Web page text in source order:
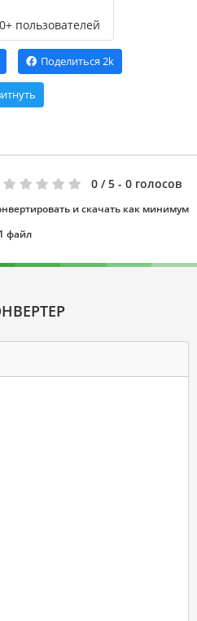
пользователей
Поделиться 2k
0 / 5 - 0 голосов
и скачать как минимум
1 файл